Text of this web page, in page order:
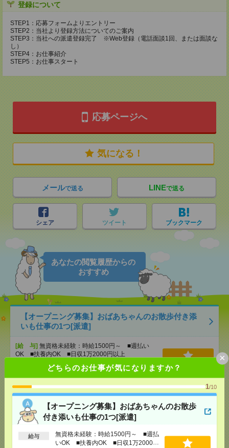
どちらのお仕事が気になりますか？
1/10
【オープニング募集】おばあちゃんのお散歩
付き添いも仕事の1つ[派遣]
給与
無資格未経験：時給1500円～ ■週払
いOK ■扶養内OK ■日収1万2000円
×
登録について
STEP1：応募フォームよりエントリー
STEP2：当社より登録方法についてのご案内
STEP3：当社への派遣登録完了 ※Web登録（電話面談1回、または面談な
し）
STEP4：お仕事紹介
STEP5：お仕事スタート
応募ページへ
気になる！
メールで送る LINEで送る
シェア ツイート ブックマーク
あなたの閲覧履歴からの
おすすめ
【オープニング募集】おばあちゃんのお散歩付き添
いも仕事の1つ[派遣]
[給 与] 無資格未経験：時給1500円～ ■週払い
OK ■扶養内OK ■日収1万2000円以上
交通費全額支給
気になる！
説明会参加で全員に【現金2千円相当プレゼント】生
活のお手伝い[派遣]
無資格未経験：時給1500円～ ■週払い
OK ■扶養内OK ■日収1万2000円以上